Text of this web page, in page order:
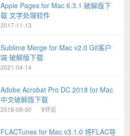
Apple Pages for Mac 6.3.1 破解版下
载 文字处理软件
2017-11-13
Sublime Merge for Mac v2.0 Git客户
端 破解版下载
2021-04-14
Adobe Acrobat Pro DC 2018 for Mac
中文破解版下载
2018-09-30 9评论
FLACTunes for Mac v3.1.0 将FLAC导